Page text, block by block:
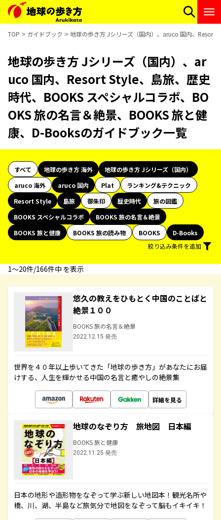
TOP ガイドブック 地球の歩き方 Jシリーズ（国内）、aruco 国内、Resort
地球の歩き方 Jシリーズ（国内）、ar
uco 国内、Resort Style、島旅、歴史
時代、BOOKS スペシャルコラボ、BO
OKS 旅の名言＆絶景、BOOKS 旅と健
康、D-Booksのガイドブック一覧
すべて 地球の歩き方 海外
地球の歩き方 Jシリーズ（国内）
aruco 海外
aruco 国内 Plat
ランキング&テクニック
Resort Style
島旅 御朱印 歴史時代
旅の図鑑
BOOKS スペシャルコラボ
BOOKS 旅の名言＆絶景
BOOKS 旅と健康
BOOKS 旅の読み物 BOOKS
D-Books
絞り込み条件を追加
1〜20件/166件中 を表示
悠久の教えをひもとく中国のことばと
絶景１００
BOOKS 旅の名言＆絶景
2022.12.15 発売
世界を４０年以上歩いてきた「地球の歩き方」があなたにお届
けする、人生を輝かせる中国の名言と癒やしの絶景集
詳細を見る
地球のなぞり方 旅地図 日本編
BOOKS 旅と健康
2022.11.25 発売
日本の地形や造形物をなぞって学ぶ新しい地図本！観光名所や
橋、川、湖、半島など旅気分で地図をなぞって脳もイキイキ！